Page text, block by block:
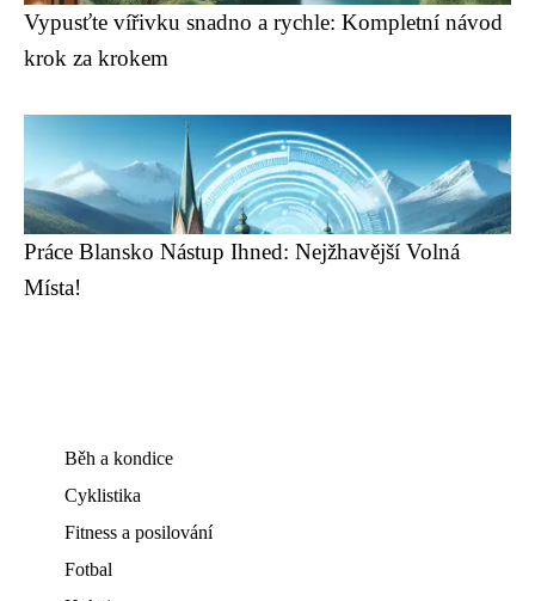
Vypusťte vířivku snadno a rychle: Kompletní návod
krok za krokem
Práce Blansko Nástup Ihned: Nejžhavější Volná
Místa!
Běh a kondice
Cyklistika
Fitness a posilování
Fotbal